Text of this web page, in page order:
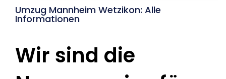
Umzug Mannheim Wetzikon: Alle
Informationen
Wir sind die